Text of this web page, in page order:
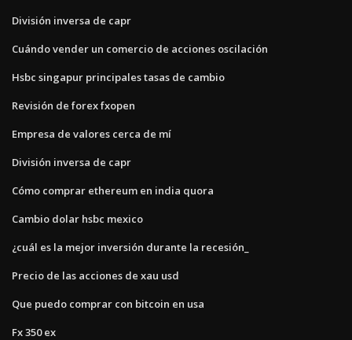
División inversa de capr
Cuándo vender un comercio de acciones oscilación
Hsbc singapur principales tasas de cambio
Revisión de forex fxopen
Empresa de valores cerca de mí
División inversa de capr
Cómo comprar ethereum en india quora
Cambio dolar hsbc mexico
¿cuál es la mejor inversión durante la recesión_
Precio de las acciones de xau usd
Que puedo comprar con bitcoin en usa
Fx 350 ex